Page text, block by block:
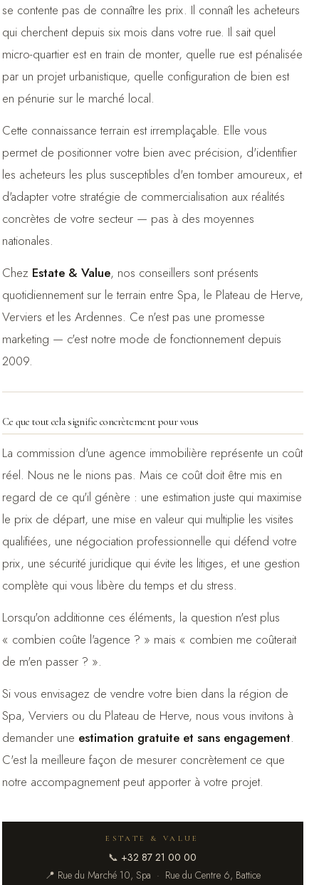
se contente pas de connaître les prix. Il connaît les acheteurs
qui cherchent depuis six mois dans votre rue. Il sait quel
micro-quartier est en train de monter, quelle rue est pénalisée
par un projet urbanistique, quelle configuration de bien est
en pénurie sur le marché local.
Cette connaissance terrain est irremplaçable. Elle vous
permet de positionner votre bien avec précision, d'identifier
les acheteurs les plus susceptibles d'en tomber amoureux, et
d'adapter votre stratégie de commercialisation aux réalités
concrètes de votre secteur — pas à des moyennes
nationales.
Chez Estate & Value, nos conseillers sont présents
quotidiennement sur le terrain entre Spa, le Plateau de Herve,
Verviers et les Ardennes. Ce n'est pas une promesse
marketing — c'est notre mode de fonctionnement depuis
2009.
Ce que tout cela signifie concrètement pour vous
La commission d'une agence immobilière représente un coût
réel. Nous ne le nions pas. Mais ce coût doit être mis en
regard de ce qu'il génère : une estimation juste qui maximise
le prix de départ, une mise en valeur qui multiplie les visites
qualifiées, une négociation professionnelle qui défend votre
prix, une sécurité juridique qui évite les litiges, et une gestion
complète qui vous libère du temps et du stress.
Lorsqu'on additionne ces éléments, la question n'est plus
« combien coûte l'agence ? » mais « combien me coûterait
de m'en passer ? ».
Si vous envisagez de vendre votre bien dans la région de
Spa, Verviers ou du Plateau de Herve, nous vous invitons à
demander une estimation gratuite et sans engagement.
C'est la meilleure façon de mesurer concrètement ce que
notre accompagnement peut apporter à votre projet.
ESTATE & VALUE
📞 +32 87 21 00 00
📍 Rue du Marché 10, Spa · Rue du Centre 6, Battice